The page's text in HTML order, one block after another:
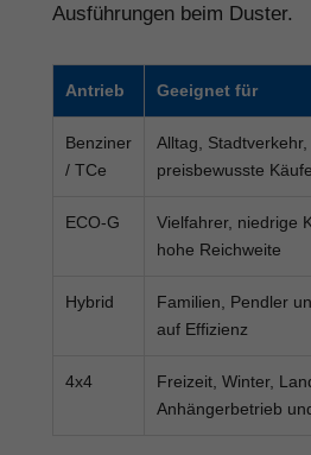
Ausführungen beim Duster.
Antrieb Geeignet für
Benziner
/ TCe
Alltag,
preisbewusste
ECO-G
Vielfahrer, niedrige
hohe Reichweite
Hybrid
Familien, Pendler
auf Effizienz
4x4
Freizeit, Winter,
Anhängerbetrieb